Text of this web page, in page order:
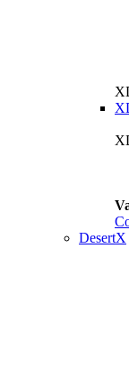
DesertX